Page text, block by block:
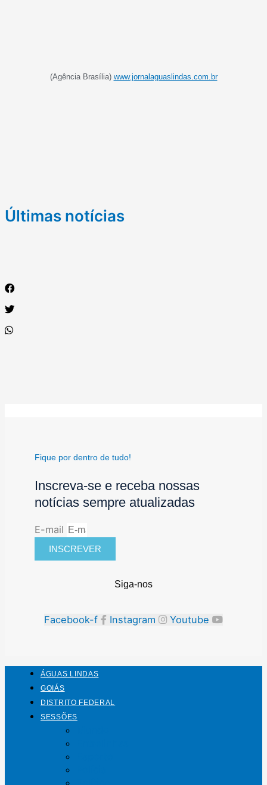
(Agência Brasília) www.jornalaguaslindas.com.br
Últimas notícias
Fique por dentro de tudo!
Inscreva-se e receba nossas
notícias sempre atualizadas
E-mail
INSCREVER
Siga-nos
Facebook-f Instagram Youtube
ÁGUAS LINDAS
GOIÁS
DISTRITO FEDERAL
SESSÕES